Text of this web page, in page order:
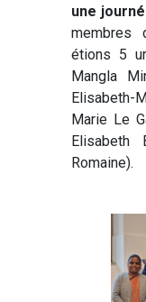
une
membres
étions 5
Mangla
Marie Le
Elisabeth
Romaine).